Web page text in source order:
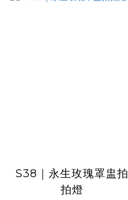
S38｜永生玫瑰罩盅拍
拍燈